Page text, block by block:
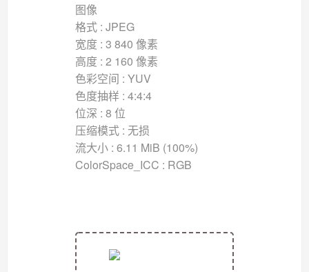
图像
格式 : JPEG
宽度 : 3 840 像素
高度 : 2 160 像素
色彩空间 : YUV
色度抽样 : 4:4:4
位深 : 8 位
压缩模式 : 无损
流大小 : 6.11 MiB (100%)
ColorSpace_ICC : RGB